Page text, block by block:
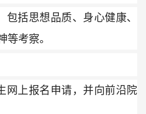
包括思想品质、身心健康、
等考察。
网上报名申请，并向前沿院